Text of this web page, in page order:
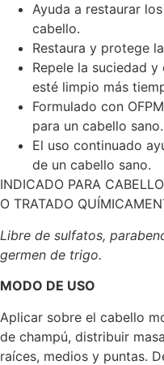
Ayuda a restaurar
cabello.
Restaura y protege
Repele la suciedad
esté limpio más
Formulado con
para un cabello sano.
El uso continuado
de un cabello sano.
INDICADO PARA
O TRATADO
Libre de sulfatos,
germen de trigo.
MODO DE USO
Aplicar sobre el cabello
de champú, distribuir
raíces, medios y puntas.